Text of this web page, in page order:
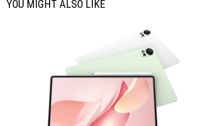
YOU MIGHT ALSO LIKE